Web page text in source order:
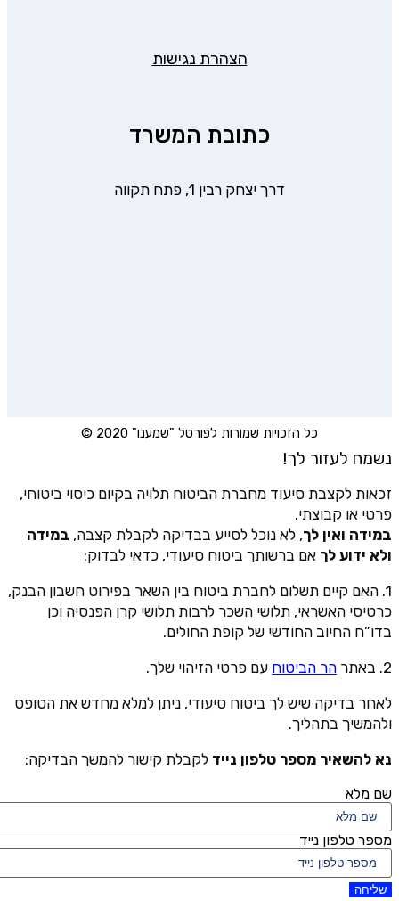
הצהרת נגישות
כתובת המשרד
דרך יצחק רבין 1, פתח תקווה
כל הזכויות שמורות לפורטל "שמענו" 2020 ©
נשמח לעזור לך!
זכאות לקצבת סיעוד מחברת הביטוח תלויה בקיום כיסוי ביטוחי,
פרטי או קבוצתי.
במידה ואין לך, לא נוכל לסייע בבדיקה לקבלת קצבה, במידה
ולא ידוע לך אם ברשותך ביטוח סיעודי, כדאי לבדוק:
1. האם קיים תשלום לחברת ביטוח בין השאר בפירוט חשבון הבנק,
כרטיסי האשראי, תלושי השכר לרבות תלושי קרן הפנסיה וכן
בדו”ח החיוב החודשי של קופת החולים.
2. באתר
הר הביטוח עם פרטי הזיהוי שלך.
לאחר בדיקה שיש לך ביטוח סיעודי, ניתן למלא מחדש את הטופס
ולהמשיך בתהליך.
נא להשאיר מספר טלפון נייד לקבלת קישור להמשך הבדיקה:
שם מלא
מספר טלפון נייד
שליחה